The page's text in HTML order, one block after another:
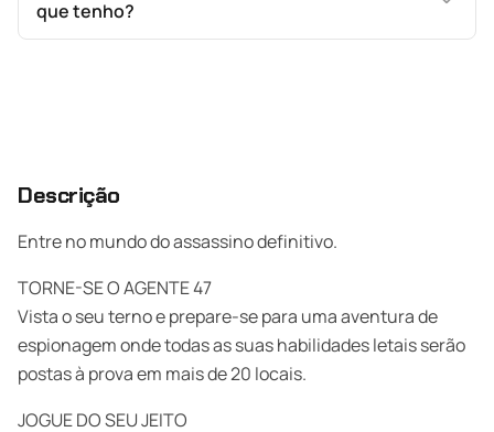
que tenho?
Descrição
Entre no mundo do assassino definitivo.
TORNE-SE O AGENTE 47
Vista o seu terno e prepare-se para uma aventura de
espionagem onde todas as suas habilidades letais serão
postas à prova em mais de 20 locais.
JOGUE DO SEU JEITO